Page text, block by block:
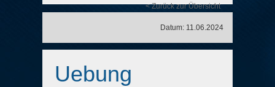
< Zurück zur Übersicht
Datum: 11.06.2024
Uebung